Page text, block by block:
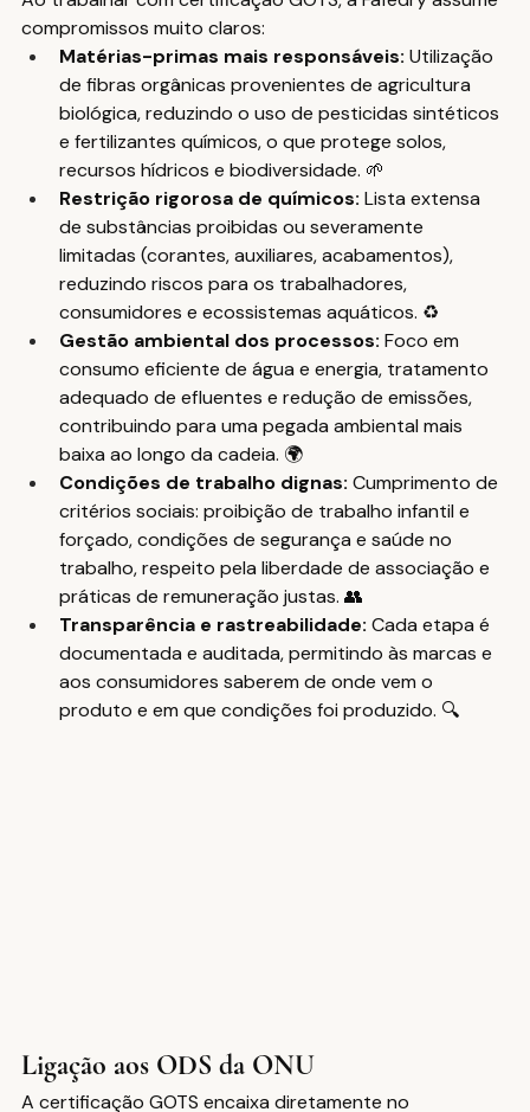
compromissos muito claros:
Matérias-primas mais responsáveis: Utilização
de fibras orgânicas provenientes de agricultura
biológica, reduzindo o uso de pesticidas sintéticos
e fertilizantes químicos, o que protege solos,
recursos hídricos e biodiversidade. 🌱
Restrição rigorosa de químicos: Lista extensa
de substâncias proibidas ou severamente
limitadas (corantes, auxiliares, acabamentos),
reduzindo riscos para os trabalhadores,
consumidores e ecossistemas aquáticos. ♻️
Gestão ambiental dos processos: Foco em
consumo eficiente de água e energia, tratamento
adequado de efluentes e redução de emissões,
contribuindo para uma pegada ambiental mais
baixa ao longo da cadeia. 🌍
Condições de trabalho dignas: Cumprimento de
critérios sociais: proibição de trabalho infantil e
forçado, condições de segurança e saúde no
trabalho, respeito pela liberdade de associação e
práticas de remuneração justas. 👥
Transparência e rastreabilidade: Cada etapa é
documentada e auditada, permitindo às marcas e
aos consumidores saberem de onde vem o
produto e em que condições foi produzido. 🔍
Ligação aos ODS da ONU
A certificação GOTS encaixa diretamente no